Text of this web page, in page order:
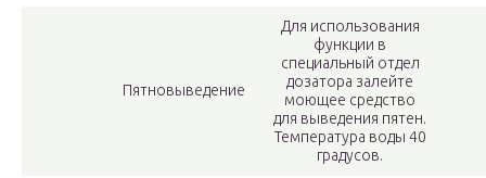
Пятновыведение
Для использования
функции в
специальный отдел
дозатора залейте
моющее средство
для выведения пятен.
Температура воды 40
градусов.